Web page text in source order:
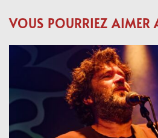
VOUS POURRIEZ AIMER